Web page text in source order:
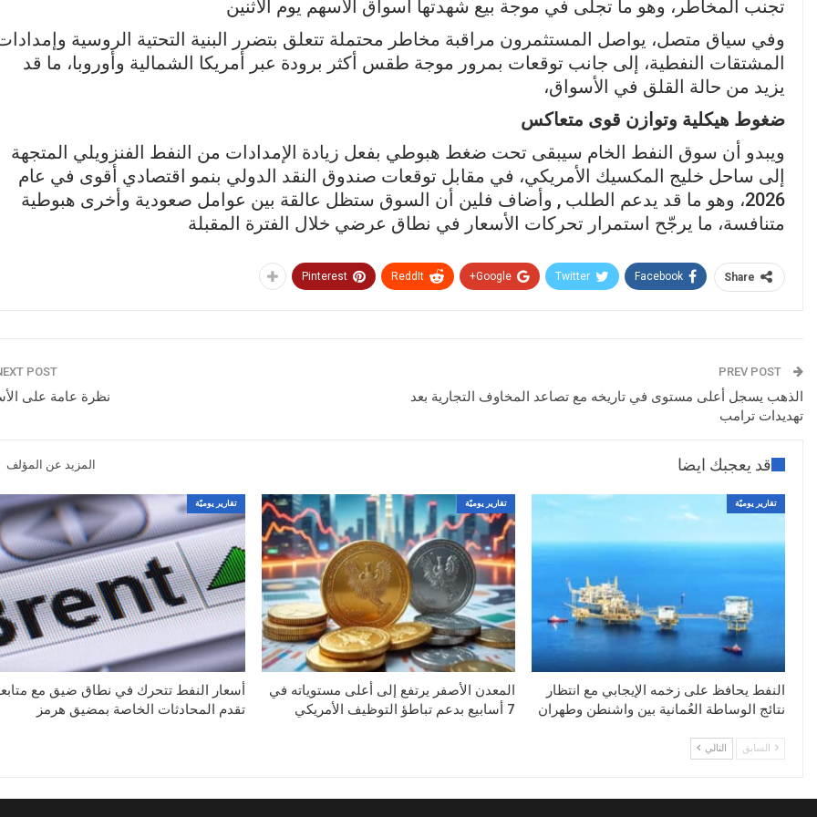
تجنب المخاطر، وهو ما تجلّى في موجة بيع شهدتها أسواق الأسهم يوم الاثنين
وفي سياق متصل، يواصل المستثمرون مراقبة مخاطر محتملة تتعلق بتضرر البنية التحتية الروسية
المشتقات النفطية، إلى جانب توقعات بمرور موجة طقس أكثر برودة عبر أمريكا الشمالية وأوروبا، ما قد
يزيد من حالة القلق في الأسواق،
ضغوط هيكلية وتوازن قوى متعاكس
ويبدو أن سوق النفط الخام سيبقى تحت ضغط هبوطي بفعل زيادة الإمدادات من النفط الفنزويلي المتجهة
إلى ساحل خليج المكسيك الأمريكي، في مقابل توقعات صندوق النقد الدولي بنمو اقتصادي أقوى في عام
2026، وهو ما قد يدعم الطلب , وأضاف فلين أن السوق ستظل عالقة بين عوامل صعودية وأخرى هبوطية
متنافسة، ما يرجّح استمرار تحركات الأسعار في نطاق عرضي خلال الفترة المقبلة
Share
Facebook
Twitter
Google+
ReddIt
Pinterest
الذهب يسجل أعلى مستوى في تاريخه مع تصاعد المخاوف التجارية بعد
تهديدات ترامب
POST
نظرة عامة على
قد يعجبك ايضا المزيد عن المؤلف
تقارير يوميّة
النفط يحافظ على زخمه الإيجابي مع انتظار
نتائج الوساطة العُمانية بين واشنطن وطهران
تقارير يوميّة
المعدن الأصفر يرتفع إلى أعلى مستوياته في
7 أسابيع بدعم تباطؤ التوظيف الأمريكي
تقارير يوميّة
أسعار النفط تتحرك في نطاق ضيق مع
تقدم المحادثات الخاصة بمضيق هرمز
السابق التالي